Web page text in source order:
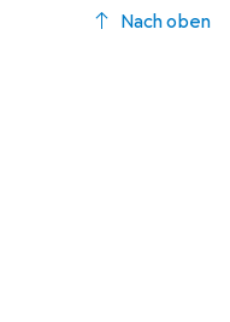
Nach oben